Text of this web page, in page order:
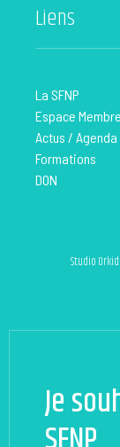
Liens
La SFNP
Espace Membre
Actus / Agenda
Formations
DON
Studio
Je